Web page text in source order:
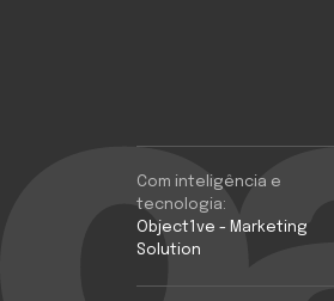
Com inteligência e
tecnologia:
Object1ve - Marketing
Solution